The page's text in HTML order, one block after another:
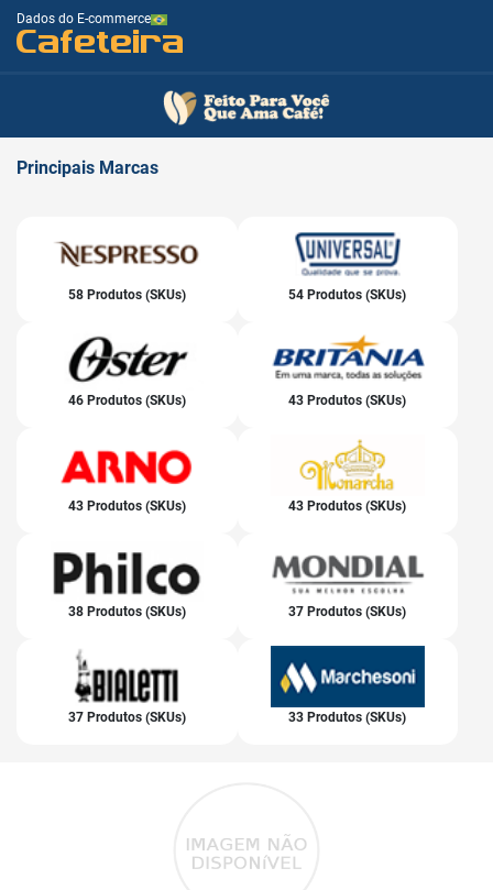
Dados do E-commerce
Cafeteira
Principais Marcas
58 Produtos (SKUs) 54 Produtos (SKUs)
46 Produtos (SKUs) 43 Produtos (SKUs)
43 Produtos (SKUs) 43 Produtos (SKUs)
38 Produtos (SKUs) 37 Produtos (SKUs)
37 Produtos (SKUs) 33 Produtos (SKUs)